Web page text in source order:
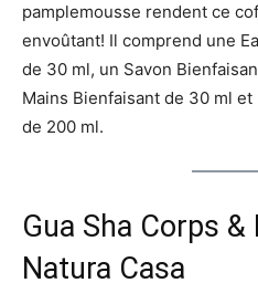
pamplemousse rendent ce
envoûtant! Il comprend une
de 30 ml, un Savon
Mains Bienfaisant de 30 ml
de 200 ml.
Gua Sha Corps &
Natura Casa